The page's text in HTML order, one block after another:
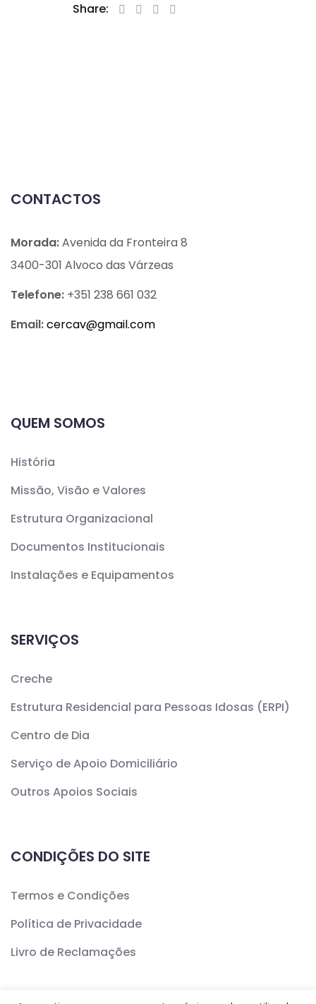
Share:
CONTACTOS
Morada:Avenida da Fronteira 8
3400-301 Alvoco das Várzeas
Telefone: +351 238 661 032
Email:cercav@gmail.com
QUEM SOMOS
História
Missão, Visão e Valores
Estrutura Organizacional
Documentos Institucionais
Instalações e Equipamentos
SERVIÇOS
Creche
Estrutura Residencial para Pessoas Idosas (ERPI)
Centro de Dia
Serviço de Apoio Domiciliário
Outros Apoios Sociais
CONDIÇÕES DO SITE
Termos e Condições
Política de Privacidade
Livro de Reclamações